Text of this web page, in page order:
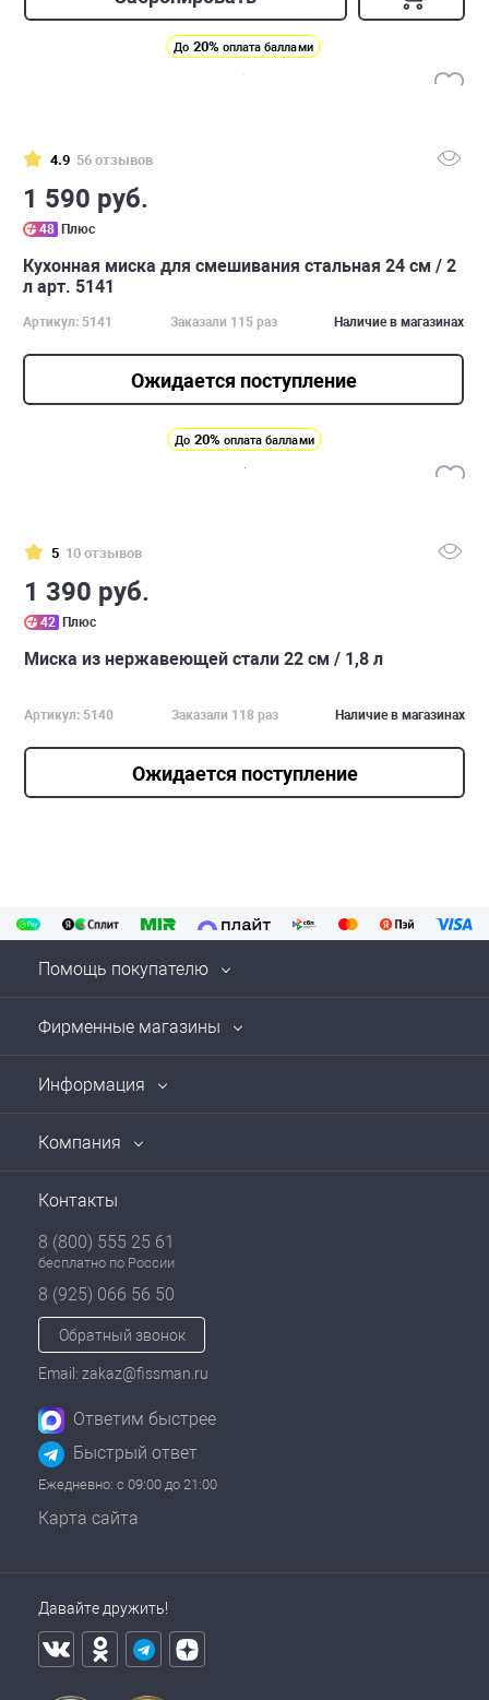
До 20% оплата баллами
4.9 56 отзывов
1 590 руб.
48 Плюс
Кухонная миска для смешивания стальная 24 см / 2
л арт. 5141
Артикул: 5141 Заказали 115 раз Наличие в магазинах
Ожидается поступление
До 20% оплата баллами
5 10 отзывов
1 390 руб.
42 Плюс
Миска из нержавеющей стали 22 см / 1,8 л
Артикул: 5140 Заказали 118 раз Наличие в магазинах
Ожидается поступление
Помощь покупателю
Фирменные магазины
Информация
Компания
Контакты
8 (800) 555 25 61
бесплатно по России
8 (925) 066 56 50
Обратный звонок
Email: zakaz@fissman.ru
Ответим быстрее
Быстрый ответ
Ежедневно: с 09:00 до 21:00
Карта сайта
Давайте дружить!